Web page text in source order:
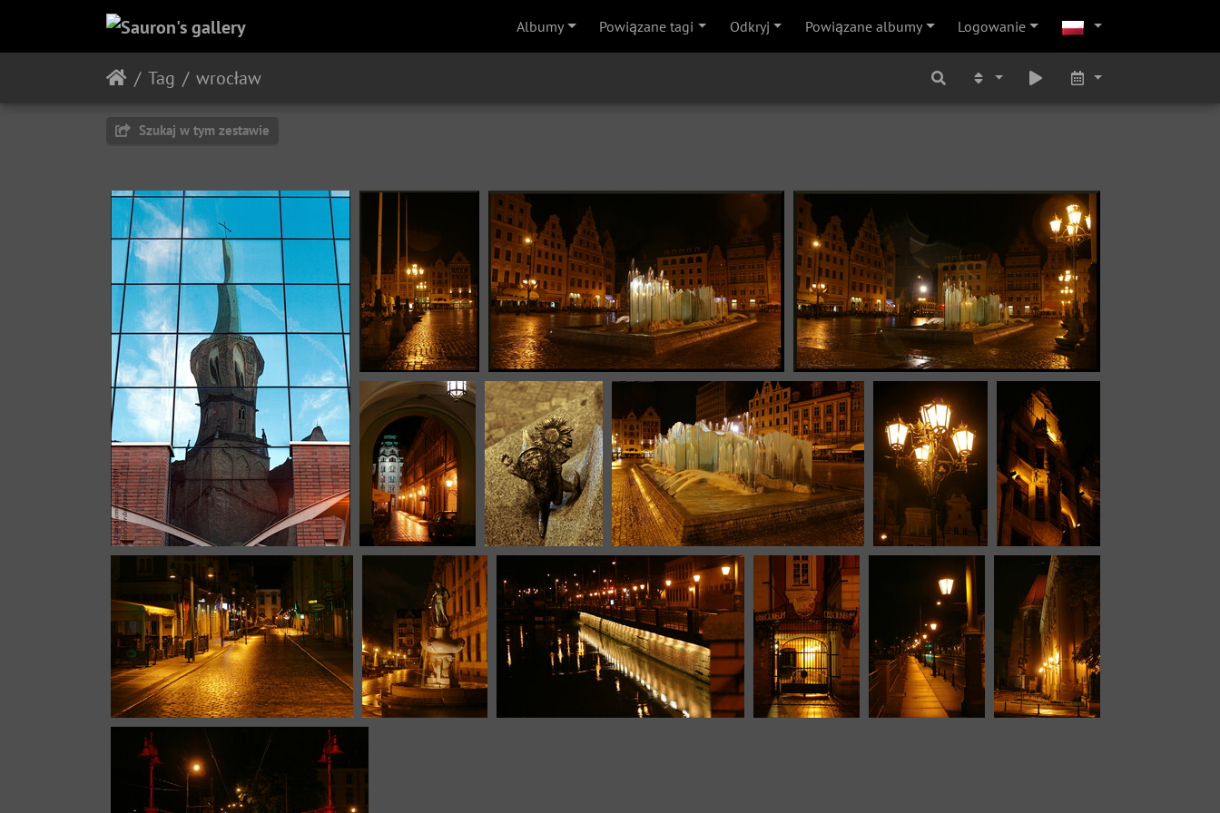
Albumy Powiązane tagi Odkryj Powiązane albumy Logowanie
Tag wrocław
Szukaj w tym zestawie
Wrocław, Wieża kościoła
Dominikanskiego odbita w oknach
Galerii Dominikańskiej.
11861 odwiedzin
Image 9112
13032 odwiedzin
Image 9113
13207 odwiedzin
Image 9114
13123 odwiedzin
Image 9115
12918 odwiedzin
Image 9116
9169 odwiedzin
Image 9117
13268 odwiedzin
Image 9118
13479
odwiedzin
Image 9119
13107
odwiedzin
Image 9120
13182 odwiedzin